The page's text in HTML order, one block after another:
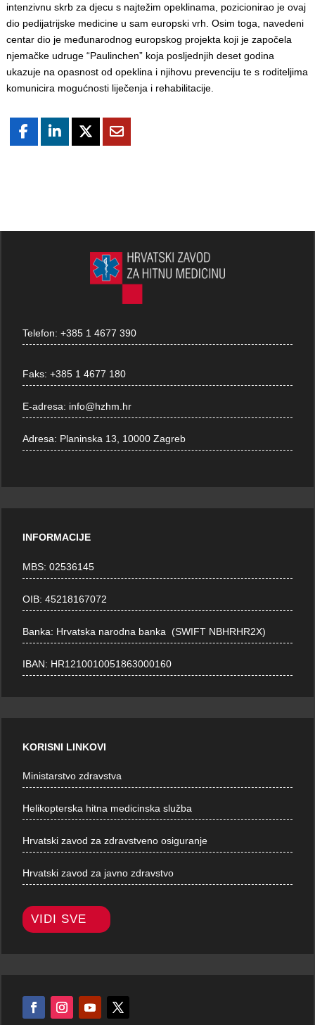
intenzivnu skrb za djecu s najtežim opeklinama, pozicionirao je ovaj
dio pedijatrijske medicine u sam europski vrh. Osim toga, navedeni
centar dio je međunarodnog europskog projekta koji je započela
njemačke udruge “Paulinchen” koja posljednjih deset godina
ukazuje na opasnost od opeklina i njihovu prevenciju te s roditeljima
komunicira mogućnosti liječenja i rehabilitacije.
Telefon:+385 1 4677 390
Faks:+385 1 4677 180
E-adresa: info@hzhm.hr
Adresa: Planinska 13, 10000 Zagreb
INFORMACIJE
MBS: 02536145
OIB: 45218167072
Banka: Hrvatska narodna banka (SWIFT NBHRHR2X)
IBAN: HR1210010051863000160
KORISNI LINKOVI
Ministarstvo zdravstva
Helikopterska hitna medicinska služba
Hrvatski zavod za zdravstveno osiguranje
Hrvatski zavod za javno zdravstvo
VIDI SVE